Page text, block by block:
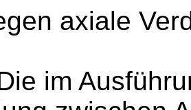
axiale
im